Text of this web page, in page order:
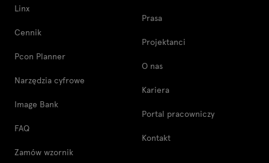
Linx
Cennik
Pcon Planner
Narzędzia cyfrowe
Image Bank
FAQ
Zamów wzornik
Prasa
Projektanci
O nas
Kariera
Portal pracowniczy
Kontakt